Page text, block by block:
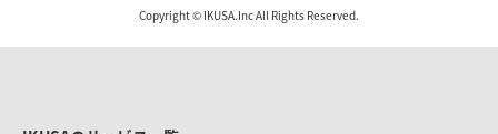
Copyright © IKUSA.Inc All Rights Reserved.